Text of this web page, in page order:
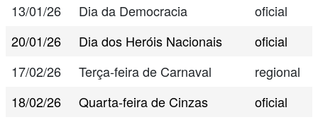
13/01/26
Dia da Democracia
oficial
20/01/26
Dia dos Heróis Nacionais
oficial
17/02/26
Terça-feira de Carnaval
regional
18/02/26
Quarta-feira de Cinzas
oficial